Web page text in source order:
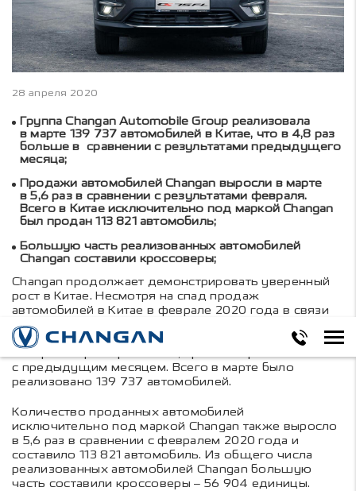
28 апреля 2020
Группа Changan Automobile Group реализовала
в марте 139 737 автомобилей в Китае, что в 4,8 раз
больше в сравнении с результатами предыдущего
месяца;
Продажи автомобилей Changan выросли в марте
в 5,6 раз в сравнении с результатами февраля.
Всего в Китае исключительно под маркой Changan
был продан 113 821 автомобиль;
Большую часть реализованных автомобилей
Changan составили кроссоверы;
Changan продолжает демонстрировать уверенный
рост в Китае. Несмотря на спад продаж
автомобилей в Китае в феврале 2020 года в связи
с пандемией COVID-19, рынок быстро
восстанавливается. Продажи Changan Automobile
Group за март выросли в 4,8 раза по сравнению
с предыдущим месяцем. Всего в марте было
реализовано 139 737 автомобилей.
Количество проданных автомобилей
исключительно под маркой Changan также выросло
в 5,6 раз в сравнении с февралем 2020 года и
составило 113 821 автомобиль. Из общего числа
реализованных автомобилей Changan большую
часть составили кроссоверы – 56 904 единицы.